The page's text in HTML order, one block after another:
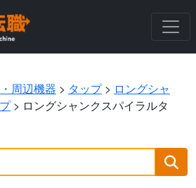
周辺機器 > タップ> ロングシャ
> ロングシャンクスパイラルタ